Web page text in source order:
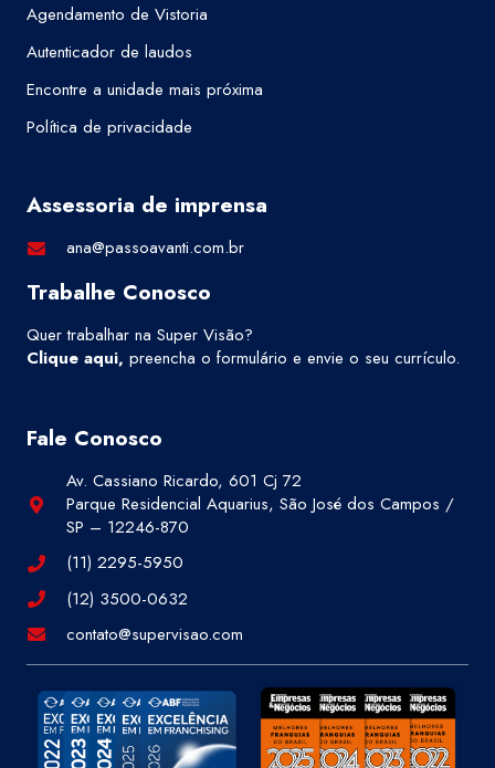
Agendamento de Vistoria
Autenticador de laudos
Encontre a unidade mais próxima
Política de privacidade
Assessoria de imprensa
ana@passoavanti.com.br
Trabalhe Conosco
Quer trabalhar na Super Visão?
Clique aqui, preencha o formulário e envie o seu currículo.
Fale Conosco
Av. Cassiano Ricardo, 601 Cj 72
Parque Residencial Aquarius, São José dos Campos /
SP – 12246-870
(11) 2295-5950
(12) 3500-0632
contato@supervisao.com